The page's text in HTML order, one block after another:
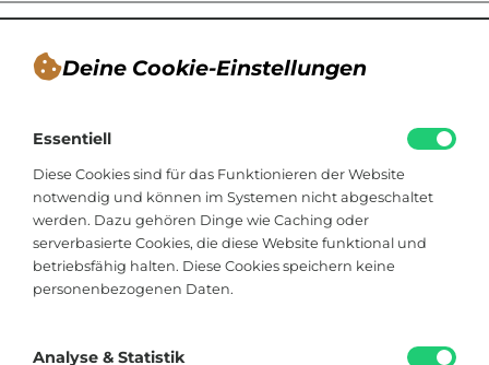
Deine Cookie-Einstellungen
Essentiell
Diese Cookies sind für das Funktionieren der Website
notwendig und können im Systemen nicht abgeschaltet
werden. Dazu gehören Dinge wie Caching oder
serverbasierte Cookies, die diese Website funktional und
betriebsfähig halten. Diese Cookies speichern keine
personenbezogenen Daten.
Analyse & Statistik
Blogger, Berater für nachhaltiges
Kommunikationsdesign, Catering
Viktoriastraße 48
33602 Bielefeld
hallo@soistfein.de